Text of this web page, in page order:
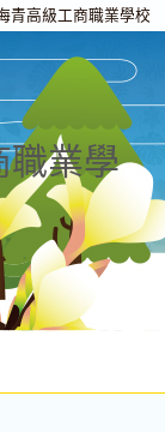
青高級工商職業學校
職業學